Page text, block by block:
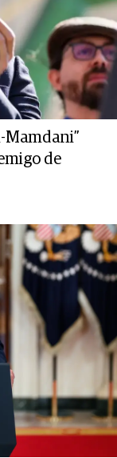
Mamdani”
de